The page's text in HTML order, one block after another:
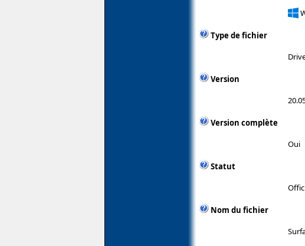
Type de fichier
Version
Version complète
Oui
Statut
Nom du fichier